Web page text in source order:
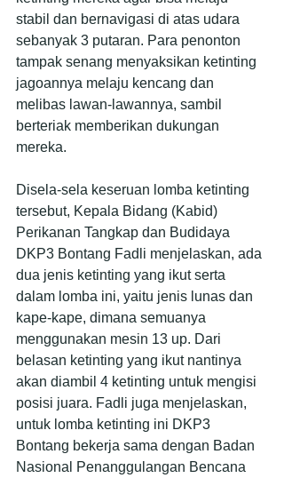
stabil dan bernavigasi di atas udara
sebanyak 3 putaran. Para penonton
tampak senang menyaksikan ketinting
jagoannya melaju kencang dan
melibas lawan-lawannya, sambil
berteriak memberikan dukungan
mereka.
Disela-sela keseruan lomba ketinting
tersebut, Kepala Bidang (Kabid)
Perikanan Tangkap dan Budidaya
DKP3 Bontang Fadli menjelaskan, ada
dua jenis ketinting yang ikut serta
dalam lomba ini, yaitu jenis lunas dan
kape-kape, dimana semuanya
menggunakan mesin 13 up. Dari
belasan ketinting yang ikut nantinya
akan diambil 4 ketinting untuk mengisi
posisi juara. Fadli juga menjelaskan,
untuk lomba ketinting ini DKP3
Bontang bekerja sama dengan Badan
Nasional Penanggulangan Bencana